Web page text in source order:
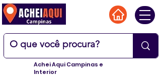
Achei Aqui Campinas e
Interior